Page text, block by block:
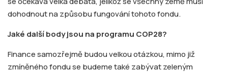
dohodnout na způsobu fungování tohoto fondu.
Jaké další body jsou na programu COP28?
Finance samozřejmě budou velkou otázkou, mimo již
zmíněného fondu se budeme také zabývat zeleným